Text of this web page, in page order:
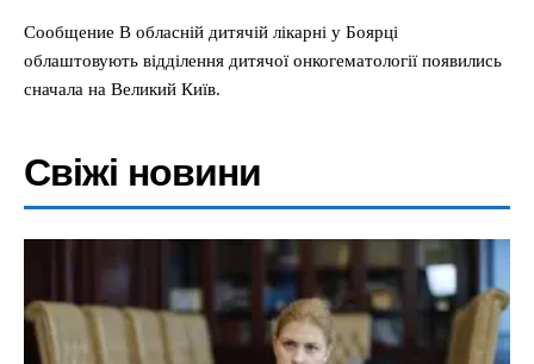
Сообщение В обласній дитячій лікарні у Боярці
облаштовують відділення дитячої онкогематології появились
сначала на Великий Київ.
Свіжі новини